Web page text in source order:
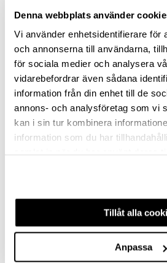
Denna webbplats använder
Vi använder enhetsidentifierare för
och annonserna till användarna,
för sociala medier och analysera
vidarebefordrar även sådana
information från din enhet till de
annons- och analysföretag som vi
kan i sin tur kombinera
information som du har
Tillåt alla
Anpassa
BESKRIVNING
FRÅGA OM PRODUKT
RECENSIONER